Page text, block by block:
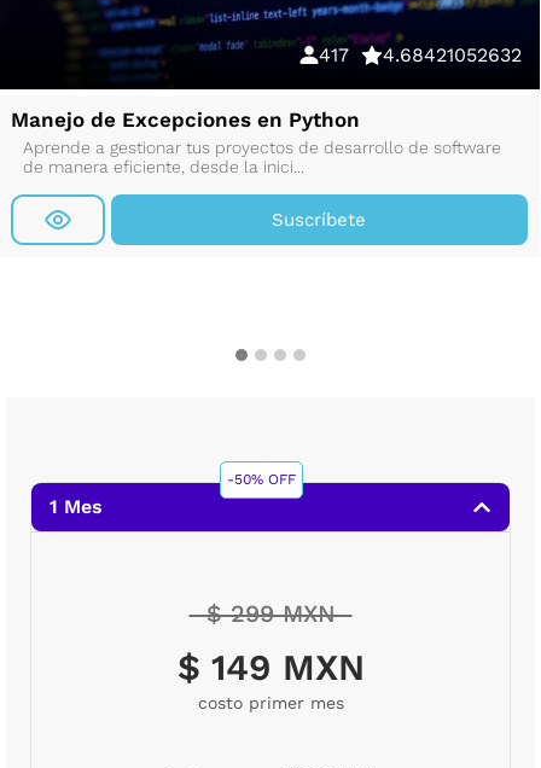
417 4.68421052632
Manejo de Excepciones en Python
Aprende a gestionar tus proyectos de desarrollo de software
de manera eficiente, desde la inici...
Suscríbete
-50% OFF
1 Mes
$ 299 MXN
$ 149 MXN
costo primer mes